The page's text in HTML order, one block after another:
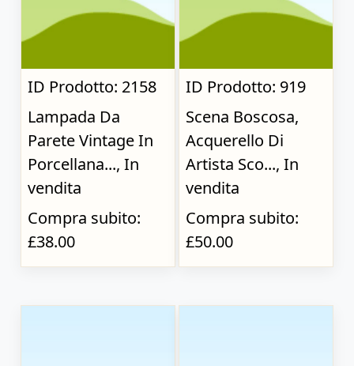
ID Prodotto: 2158
Lampada Da
Parete Vintage In
Porcellana..., In
vendita
Compra subito:
£38.00
ID Prodotto: 919
Scena Boscosa,
Acquerello Di
Artista Sco..., In
vendita
Compra subito:
£50.00